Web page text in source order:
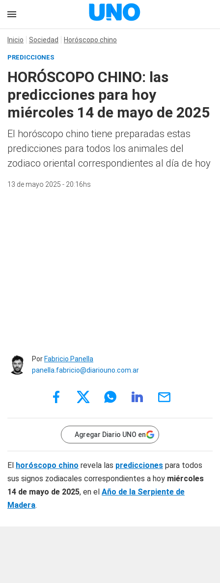
Inicio Sociedad Horóscopo chino
PREDICCIONES
HORÓSCOPO CHINO: las
predicciones para hoy
miércoles 14 de mayo de 2025
El horóscopo chino tiene preparadas estas
predicciones para todos los animales del
zodiaco oriental correspondientes al día de hoy
13 de mayo 2025 - 20:16hs
Por Fabricio Panella
panella.fabricio@diariouno.com.ar
Agregar Diario UNO en
El horóscopo chino revela las predicciones para todos
sus signos zodiacales correspondientes a hoy miércoles
14 de mayo de 2025, en el Año de la Serpiente de
Madera.